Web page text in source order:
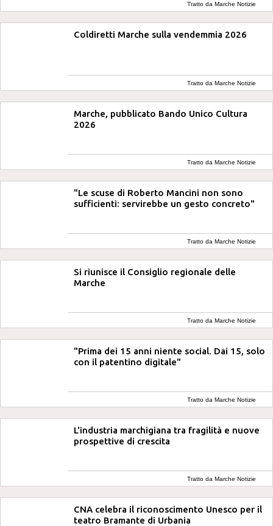
Tratto da Marche Notizie
Coldiretti Marche sulla vendemmia 2026
Tratto da Marche Notizie
Marche, pubblicato Bando Unico Cultura
2026
Tratto da Marche Notizie
"Le scuse di Roberto Mancini non sono
sufficienti: servirebbe un gesto concreto"
Tratto da Marche Notizie
Si riunisce il Consiglio regionale delle
Marche
Tratto da Marche Notizie
"Prima dei 15 anni niente social. Dai 15, solo
con il patentino digitale"
Tratto da Marche Notizie
L'industria marchigiana tra fragilità e nuove
prospettive di crescita
Tratto da Marche Notizie
CNA celebra il riconoscimento Unesco per il
teatro Bramante di Urbania